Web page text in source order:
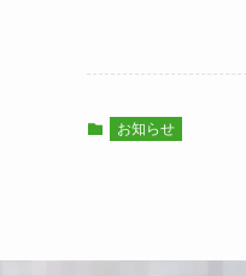
お知らせ